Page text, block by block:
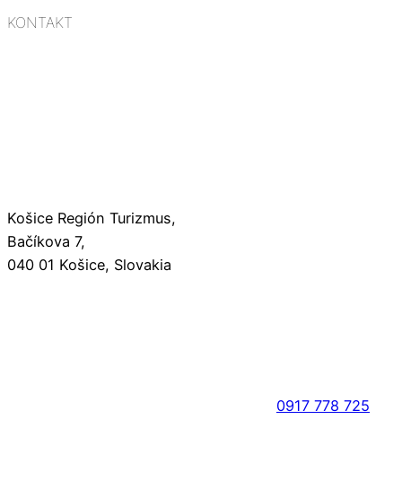
KONTAKT
Košice Región Turizmus,
Bačíkova 7,
040 01 Košice, Slovakia
0917 778 725